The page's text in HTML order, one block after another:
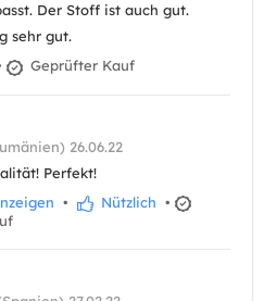
Der Stoff ist auch gut.
sehr gut.
Geprüfter Kauf
26.06.22
Perfekt!
• Nützlich •